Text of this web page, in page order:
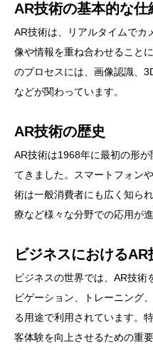
AR技術の基本的な仕
AR技術は、リアルタイムでカ
像や情報を重ね合わせること
のプロセスには、画像認識、
などが関わっています。
AR技術の歴史
AR技術は1968年に最初の形
てきました。スマートフォン
術は一般消費者にも広く知ら
療など様々な分野での応用が進
ビジネスにおけるAR
ビジネスの世界では、AR技術
ビゲーション、トレーニング
る用途で利用されています。
客体験を向上させるための重